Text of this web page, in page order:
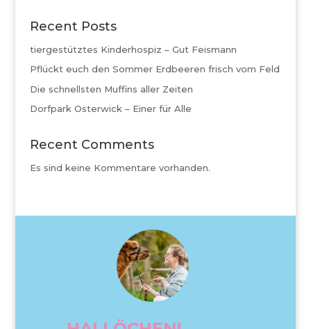
Recent Posts
tiergestütztes Kinderhospiz – Gut Feismann
Pflückt euch den Sommer Erdbeeren frisch vom Feld
Die schnellsten Muffins aller Zeiten
Dorfpark Osterwick – Einer für Alle
Recent Comments
Es sind keine Kommentare vorhanden.